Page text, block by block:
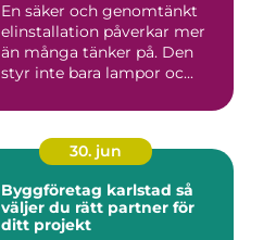
En säker och genomtänkt
elinstallation påverkar mer
än många tänker på. Den
styr inte bara lampor oc...
30. jun
Byggföretag karlstad så
väljer du rätt partner för
ditt projekt